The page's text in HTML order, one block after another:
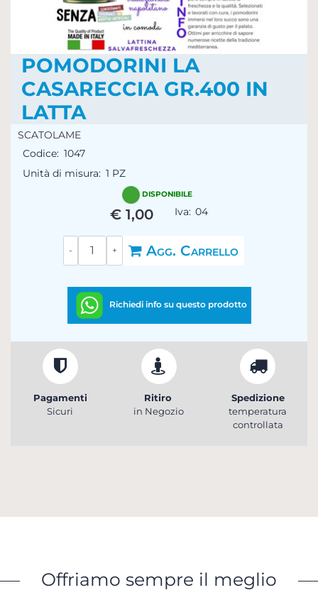
POMODORINI LA
CASARECCIA GR.400 IN
LATTA
SCATOLAME
Codice: 1047
Unità di misura: 1 PZ
DISPONIBILE
€ 1,00 Iva: 04
Quantità
Agg. Carrello
Richiedi info su questo prodotto
Pagamenti
Sicuri
Ritiro
in Negozio
Spedizione
temperatura
controllata
Offriamo sempre il meglio